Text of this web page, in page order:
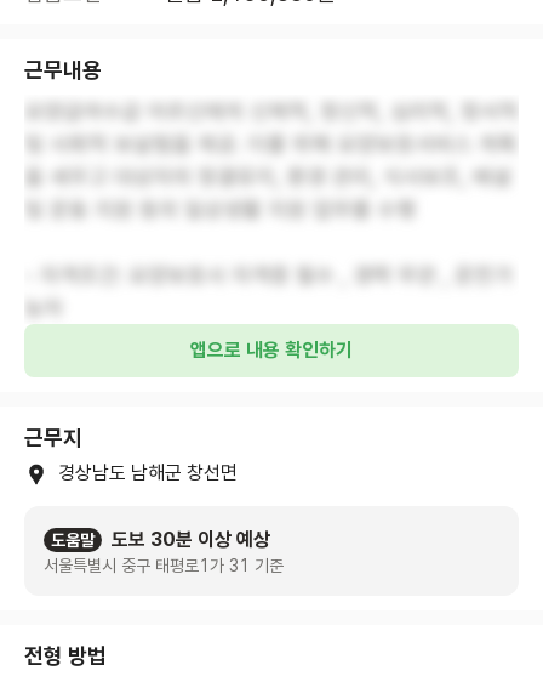
근무내용
앱으로 내용 확인하기
근무지
경상남도 남해군 창선면
도움말 도보 30분 이상 예상
서울특별시 중구 태평로1가 31 기준
전형 방법